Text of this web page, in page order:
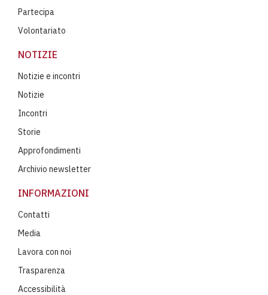
Partecipa
Volontariato
NOTIZIE
Notizie e incontri
Notizie
Incontri
Storie
Approfondimenti
Archivio newsletter
INFORMAZIONI
Contatti
Media
Lavora con noi
Trasparenza
Accessibilità